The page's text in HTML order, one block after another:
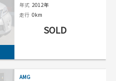
年式 2012年
走行 0km
SOLD
AMG